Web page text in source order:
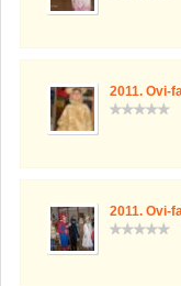
2011. Ovi-
2011. Ovi-